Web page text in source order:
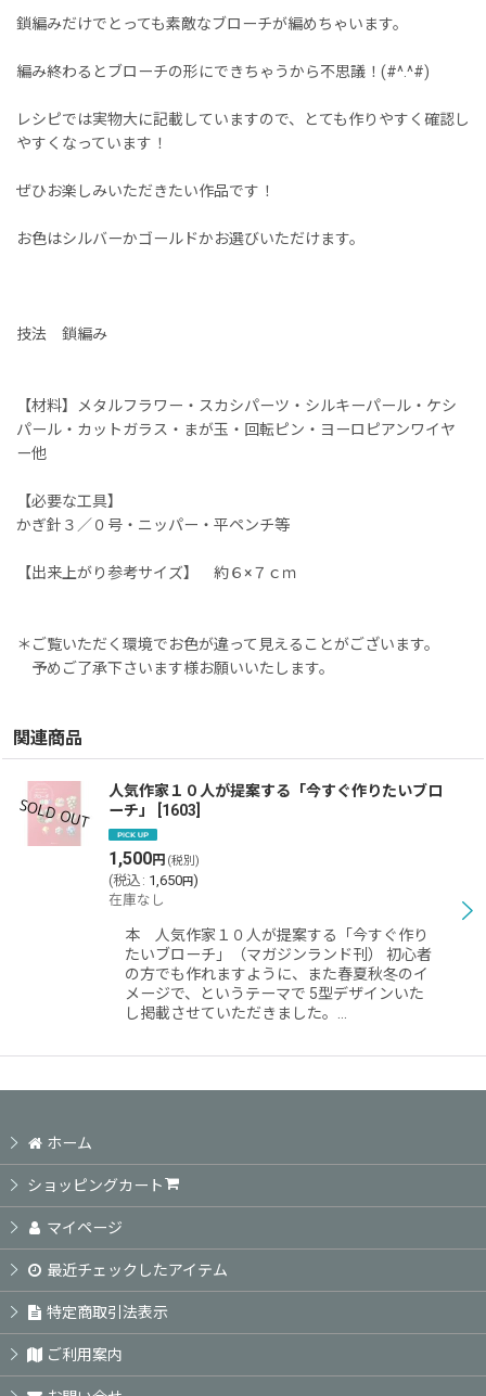
鎖編みだけでとっても素敵なブローチが編めちゃいます。
編み終わるとブローチの形にできちゃうから不思議！(#^.^#)
レシピでは実物大に記載していますので、とても作りやすく確認し
やすくなっています！
ぜひお楽しみいただきたい作品です！
お色はシルバーかゴールドかお選びいただけます。
技法 鎖編み
【材料】メタルフラワー・スカシパーツ・シルキーパール・ケシ
パール・カットガラス・まが玉・回転ピン・ヨーロピアンワイヤ
ー他
【必要な工具】
かぎ針３／０号・ニッパー・平ペンチ等
【出来上がり参考サイズ】 約６×７ｃｍ
＊ご覧いただく環境でお色が違って見えることがございます。
予めご了承下さいます様お願いいたします。
関連商品
人気作家１０人が提案する「今すぐ作りたいブロ
ーチ」
1603
1,500円 (税別)
(税込 : 1,650円)
在庫なし
本 人気作家１０人が提案する「今すぐ作り
たいブローチ」（マガジンランド刊） 初心者
の方でも作れますように、また春夏秋冬のイ
メージで、というテーマで 5型デザインいた
し掲載させていただきました。…
ホーム
ショッピングカート
マイページ
最近チェックしたアイテム
特定商取引法表示
ご利用案内